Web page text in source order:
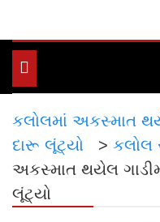
Toggle
navigation
કલોલમાં અકસ્માત
દારૂ લૂંટ્યો
> કલોલ
અકસ્માત થયેલ
લૂંટ્યો